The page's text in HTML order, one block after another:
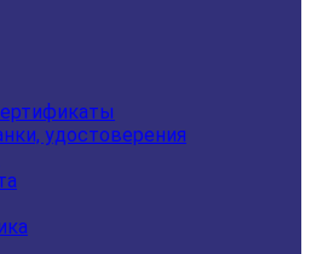
удостоверения